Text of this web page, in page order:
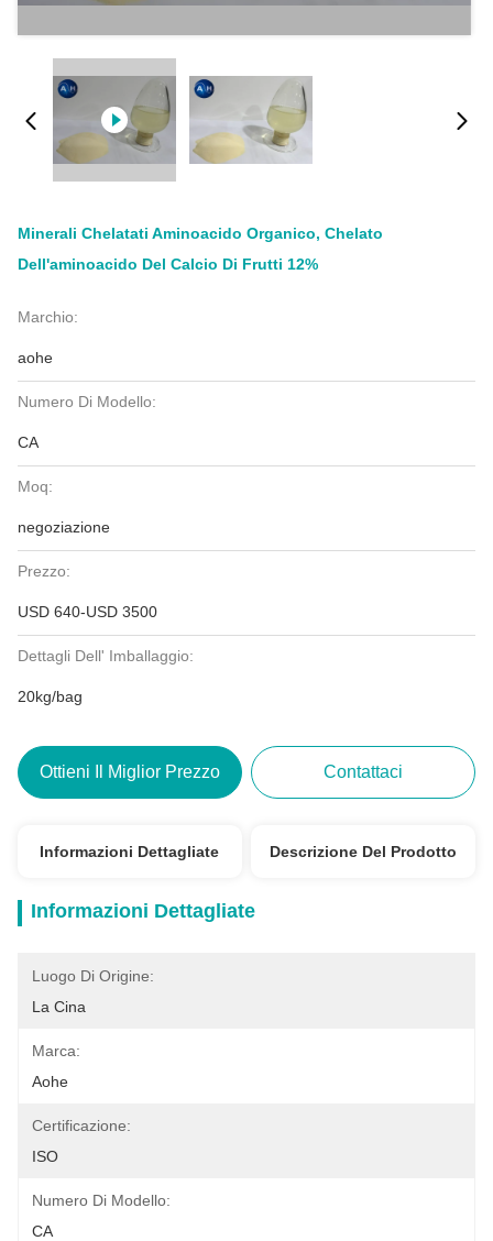
Minerali Chelatati Aminoacido Organico, Chelato
Dell'aminoacido Del Calcio Di Frutti 12%
Marchio:
aohe
Numero Di Modello:
CA
Moq:
negoziazione
Prezzo:
USD 640-USD 3500
Dettagli Dell' Imballaggio:
20kg/bag
Ottieni Il Miglior Prezzo Contattaci
Informazioni Dettagliate Descrizione Del Prodotto
Informazioni Dettagliate
Luogo Di Origine:
La Cina
Marca:
Aohe
Certificazione:
ISO
Numero Di Modello:
CA